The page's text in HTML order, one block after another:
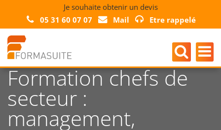
Je souhaite obtenir un devis
05 31 60 07 07
Mail Etre rappelé
Formation chefs de
secteur :
management,